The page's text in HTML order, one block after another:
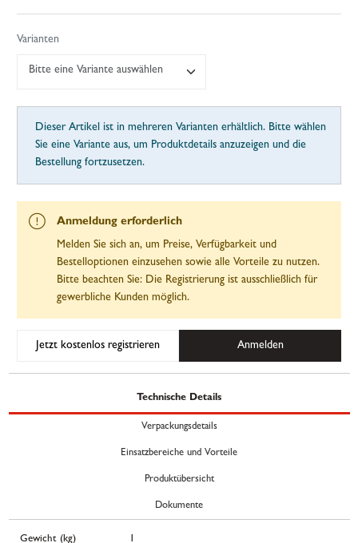
Varianten
Bitte eine Variante auswählen
Dieser Artikel ist in mehreren Varianten erhältlich. Bitte wählen
Sie eine Variante aus, um Produktdetails anzuzeigen und die
Bestellung fortzusetzen.
Anmeldung erforderlich
Melden Sie sich an, um Preise, Verfügbarkeit und
Bestelloptionen einzusehen sowie alle Vorteile zu nutzen.
Bitte beachten Sie: Die Registrierung ist ausschließlich für
gewerbliche Kunden möglich.
Jetzt kostenlos registrieren Anmelden
Technische Details
Verpackungsdetails
Einsatzbereiche und Vorteile
Produktübersicht
Dokumente
Gewicht (kg) 1